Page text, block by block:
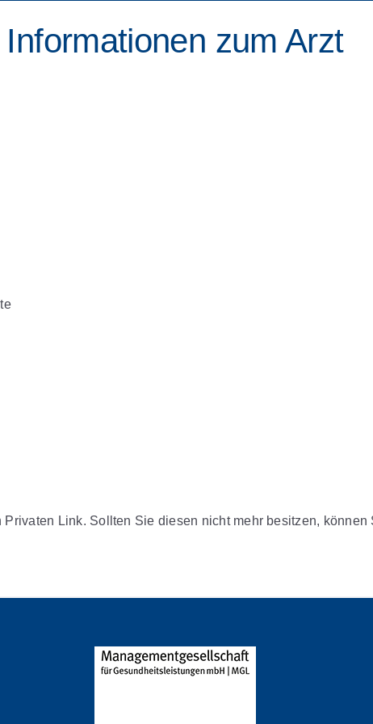
Informationen zum Arzt
Link. Sollten Sie diesen nicht mehr besitzen, können